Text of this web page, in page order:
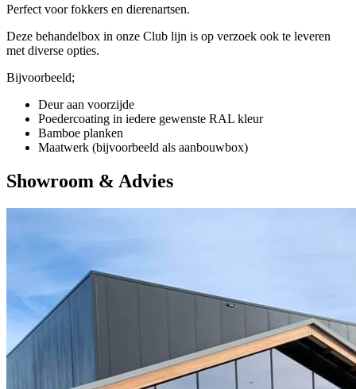
Perfect voor fokkers en dierenartsen.
Deze behandelbox in onze Club lijn is op verzoek ook te leveren
met diverse opties.
Bijvoorbeeld;
Deur aan voorzijde
Poedercoating in iedere gewenste RAL kleur
Bamboe planken
Maatwerk (bijvoorbeeld als aanbouwbox)
Showroom & Advies